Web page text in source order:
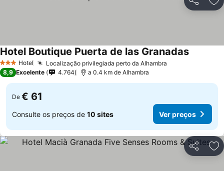
Partilhar
3 EstrelasHotel Localização privilegiada perto da Alhambra
Hotel Boutique Puerta de las Granadas
8,9 Excelente 4.764 a 0.4 km de Alhambra
De € 61
Consulte os preços de 10 sites Ver preços
Partilhar